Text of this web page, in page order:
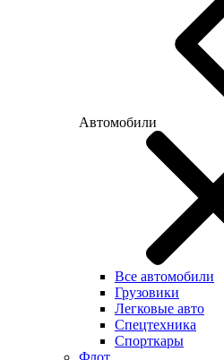
Автомобили
Все автомобили
Грузовики
Легковые авто
Спецтехника
Спорткары
Флот